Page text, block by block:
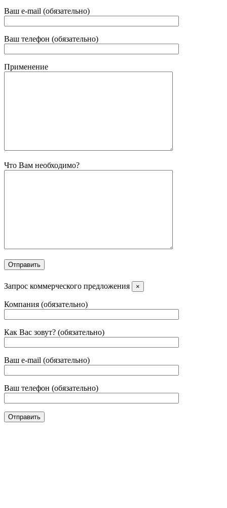
Ваш e-mail (обязательно)
Ваш телефон (обязательно)
Применение
Что Вам необходимо?
Запрос коммерческого предложения ×
Компания (обязательно)
Как Вас зовут? (обязательно)
Ваш e-mail (обязательно)
Ваш телефон (обязательно)